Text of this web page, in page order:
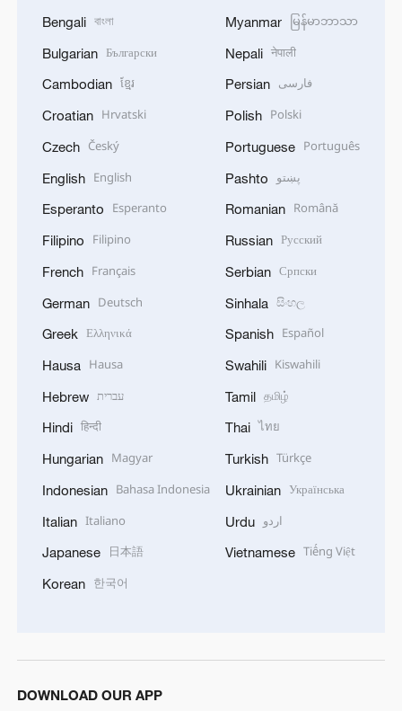
Bengali বাংলা
Bulgarian Български
Cambodian ខ្មែរ
Croatian Hrvatski
Czech Český
English English
Esperanto Esperanto
Filipino Filipino
French Français
German Deutsch
Greek Ελληνικά
Hausa Hausa
Hebrew עברית
Hindi हिन्दी
Hungarian Magyar
Indonesian Bahasa Indonesia
Italian Italiano
Japanese 日本語
Korean 한국어
Myanmar မြန်မာဘာသာ
Nepali नेपाली
Persian فارسی
Polish Polski
Portuguese Português
Pashto پښتو
Romanian Română
Russian Русский
Serbian Српски
Sinhala සිංහල
Spanish Español
Swahili Kiswahili
Tamil தமிழ்
Thai ไทย
Turkish Türkçe
Ukrainian Українська
Urdu اردو
Vietnamese Tiếng Việt
DOWNLOAD OUR APP